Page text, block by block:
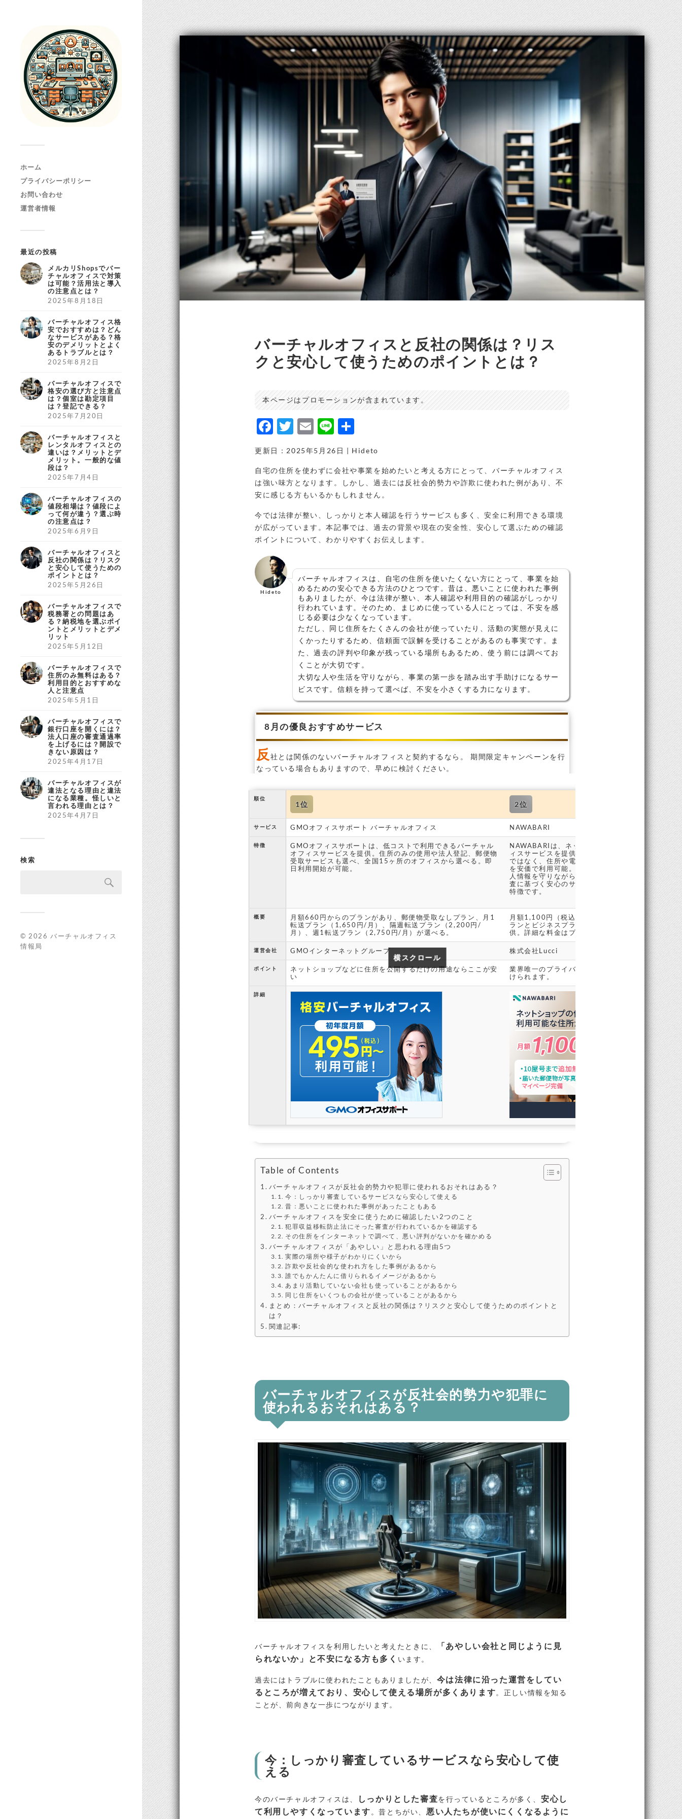
ホーム
プライバシーポリシー
お問い合わせ
運営者情報
最近の投稿
メルカリShopsでバー
チャルオフィスで対策
は可能？活用法と導入
の注意点とは？
2025年8月18日
バーチャルオフィス格
安でおすすめは？どん
なサービスがある？格
安のデメリットとよく
あるトラブルとは？
2025年8月2日
バーチャルオフィスで
格安の選び方と注意点
は？個室は勘定項目
は？登記できる？
2025年7月20日
バーチャルオフィスと
レンタルオフィスとの
違いは？メリットとデ
メリット。一般的な値
段は？
2025年7月4日
バーチャルオフィスの
値段相場は？値段によ
って何が違う？選ぶ時
の注意点は？
2025年6月9日
バーチャルオフィスと
反社の関係は？リスク
と安心して使うための
ポイントとは？
2025年5月26日
バーチャルオフィスで
税務署との問題はあ
る？納税地を選ぶポイ
ントとメリットとデメ
リット
2025年5月12日
バーチャルオフィスで
住所のみ無料はある？
利用目的とおすすめな
人と注意点
2025年5月1日
バーチャルオフィスで
銀行口座を開くには？
法人口座の審査通過率
を上げるには？開設で
きない原因は？
2025年4月17日
バーチャルオフィスが
違法となる理由と違法
になる業種。怪しいと
言われる理由とは？
2025年4月7日
検索
© 2026 バーチャルオフィス
情報局
バーチャルオフィスと反社の関係は？リス
クと安心して使うためのポイントとは？
本ページはプロモーションが含まれています。
F
c
e
b
o
o
k
T
it
t
e
r
E
ai
l
Li
e
更新日：2025年5月26日 | Hideto
自宅の住所を使わずに会社や事業を始めたいと考える方にとって、バーチャルオフィス
は強い味方となります。しかし、過去には反社会的勢力や詐欺に使われた例があり、不
安に感じる方もいるかもしれません。
今では法律が整い、しっかりと本人確認を行うサービスも多く、安全に利用できる環境
が広がっています。本記事では、過去の背景や現在の安全性、安心して選ぶための確認
ポイントについて、わかりやすくお伝えします。
Hideto
バーチャルオフィスは、自宅の住所を使いたくない方にとって、事業を始
めるための安心できる方法のひとつです。昔は、悪いことに使われた事例
もありましたが、今は法律が整い、本人確認や利用目的の確認がしっかり
行われています。そのため、まじめに使っている人にとっては、不安を感
じる必要は少なくなっています。
ただし、同じ住所をたくさんの会社が使っていたり、活動の実態が見えに
くかったりするため、信頼面で誤解を受けることがあるのも事実です。ま
た、過去の評判や印象が残っている場所もあるため、使う前には調べてお
くことが大切です。
大切な人や生活を守りながら、事業の第一歩を踏み出す手助けになるサー
ビスです。信頼を持って選べば、不安を小さくする力になります。
8月の優良おすすめサービス
反 社とは関係のないバーチャルオフィスと契約するなら。 期間限定キャンペーンを行
なっている場合もありますので、早めに検討ください。
順位
1位 2位
サービス GMOオフィスサポート バーチャルオフィス NAWABARI
特徴
GMOオフィスサポートは、低コストで利用できるバーチャル
オフィスサービスを提供。住所のみの使用や法人登記、郵便物
受取サービスも選べ、全国15ヶ所のオフィスから選べる。即
日利用開始が可能。
NAWABARIは、ネットショップ運営者向けのバー
ィスサービスを提供しています。物理的なオフィ
ではなく、住所や電話番号のレンタル、郵便物の受
を安価で利用可能。特定商取引法に基づく表記に
人情報を守りながらネットショップを運営できま
査に基づく安心のサービスで、低コストかつ柔軟な
特徴です。
概要
月額660円からのプランがあり、郵便物受取なしプラン、月1
転送プラン（1,650円/月）、隔週転送プラン（2,200円/
月）、週1転送プラン（2,750円/月）が選べる。
月額1,100円（税込）から。プランにはネットショ
ランとビジネスプランがあり、法人登記が可能なプ
供。詳細な料金はプランに応じて異なります。
運営会社 GMOインターネットグループ 株式会社Lucci
ポイント
ネットショップなどに住所を公開するだけの用途ならここが安
い
業界唯一のプライバシーマーク取得なので、情報を
けられます。
詳細
横スクロール
横スクロール
Table of Contents
バーチャルオフィスが反社会的勢力や犯罪に使われるおそれはある？
今：しっかり審査しているサービスなら安心して使える
昔：悪いことに使われた事例があったこともある
バーチャルオフィスを安全に使うために確認したい2つのこと
犯罪収益移転防止法にそった審査が行われているかを確認する
その住所をインターネットで調べて、悪い評判がないかを確かめる
バーチャルオフィスが「あやしい」と思われる理由5つ
実際の場所や様子がわかりにくいから
詐欺や反社会的な使われ方をした事例があるから
誰でもかんたんに借りられるイメージがあるから
あまり活動していない会社も使っていることがあるから
同じ住所をいくつもの会社が使っていることがあるから
まとめ：バーチャルオフィスと反社の関係は？リスクと安心して使うためのポイントと
は？
関連記事:
バーチャルオフィスが反社会的勢力や犯罪に
使われるおそれはある？
バーチャルオフィスを利用したいと考えたときに、
「あやしい会社と同じように見
られないか」と不安になる方も多く います。
過去にはトラブルに使われたこともありましたが、 今は法律に沿った運営をしてい
るところが増えており、安心して使える場所が多くあります。正しい情報を知る
ことが、前向きな一歩につながります。
今：しっかり審査しているサービスなら安心して使
える
今のバーチャルオフィスは、 しっかりとした審査を行っているところが多く、安心し
て利用しやすくなっています 。昔とちがい、 悪い人たちが使いにくくなるように